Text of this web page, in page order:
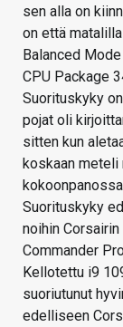
sen alla on
on että
Balanced
CPU Package
Suorituskyky
pojat oli
sitten kun
koskaan
Suorituskyky
noihin
Commander
Kellotettu i9
suoriutunut
edelliseen